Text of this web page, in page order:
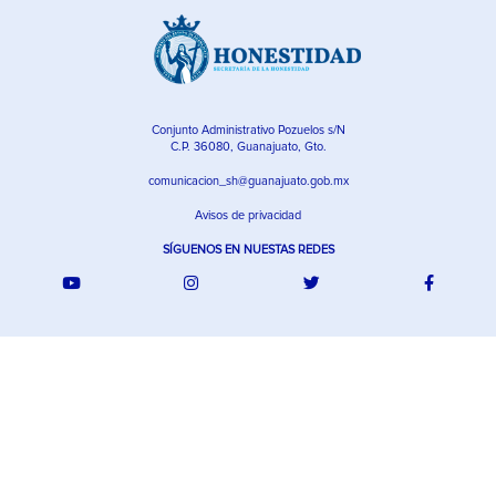
Conjunto Administrativo Pozuelos s/N
C.P. 36080, Guanajuato, Gto.
comunicacion_sh@guanajuato.gob.mx
Avisos de privacidad
SÍGUENOS EN NUESTAS REDES